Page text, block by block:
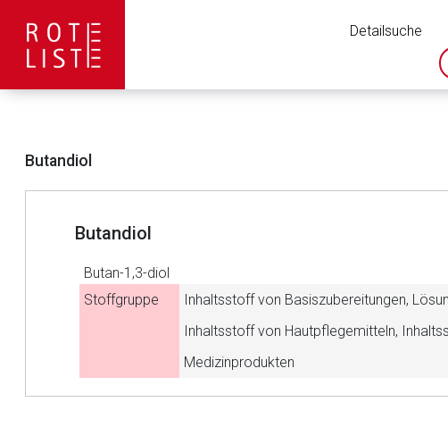
Detailsuche
Butandiol
Butandiol
Butan-1,3-diol
Stoffgruppe
Inhaltsstoff von Basiszubereitungen,
Inhaltsstoff von Hautpflegemitteln,
Medizinprodukten
Aufruf einer externen
Der von Ihnen aufgerufene